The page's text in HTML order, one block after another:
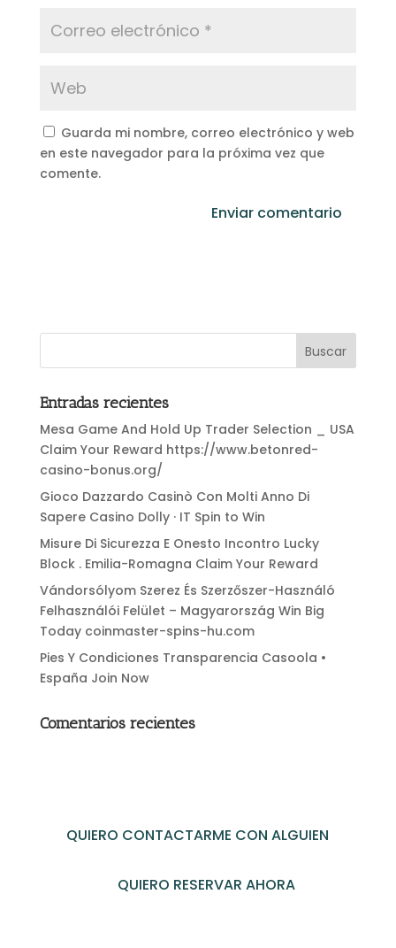
Guarda mi nombre, correo electrónico y web
en este navegador para la próxima vez que
comente.
Entradas recientes
Mesa Game And Hold Up Trader Selection _ USA
Claim Your Reward https://www.betonred-
casino-bonus.org/
Gioco Dazzardo Casinò Con Molti Anno Di
Sapere Casino Dolly · IT Spin to Win
Misure Di Sicurezza E Onesto Incontro Lucky
Block . Emilia-Romagna Claim Your Reward
Vándorsólyom Szerez És Szerzőszer-Használó
Felhasználói Felület – Magyarország Win Big
Today coinmaster-spins-hu.com
Pies Y Condiciones Transparencia Casoola •
España Join Now
Comentarios recientes
QUIERO CONTACTARME CON ALGUIEN
QUIERO RESERVAR AHORA